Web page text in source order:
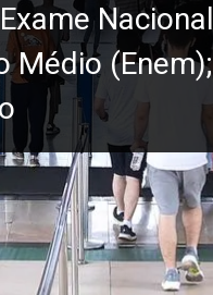
Nacional
Médio (Enem);